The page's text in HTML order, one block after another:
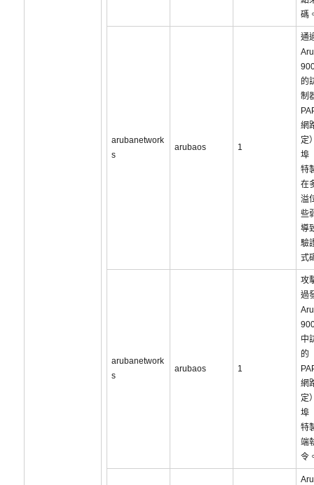
碼
arubanetwork
s
arubaos 1
通
的
制
網
定
埠
特
在
溢
些
導
驗
式
arubanetwork
s
arubaos 1
攻
過
中
的
網
定
埠
特
端
令